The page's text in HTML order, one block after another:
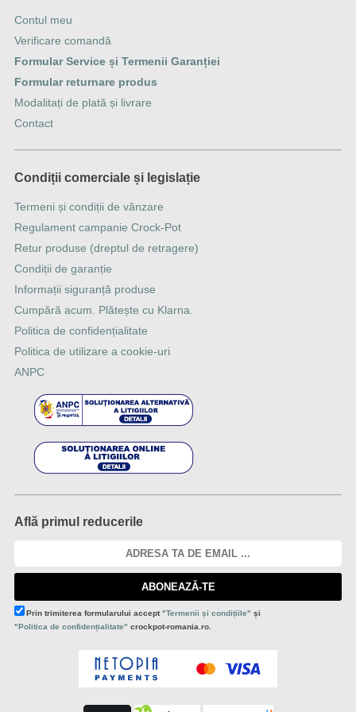
Contul meu
Verificare comandă
Formular Service și Termenii Garanției
Formular returnare produs
Modalitați de plată și livrare
Contact
Condiții comerciale și legislație
Termeni și condiții de vânzare
Regulament campanie Crock-Pot
Retur produse (dreptul de retragere)
Condiții de garanție
Informații siguranță produse
Cumpără acum. Plătește cu Klarna.
Politica de confidențialitate
Politica de utilizare a cookie-uri
ANPC
Află primul reducerile
ABONEAZĂ-TE
Prin trimiterea formularului accept"Termenii și condițiile" și
"Politica de confidențialitate" crockpot-romania.ro.